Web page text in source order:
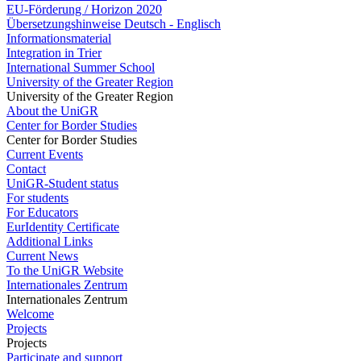
EU-Förderung / Horizon 2020
Übersetzungshinweise Deutsch - Englisch
Informationsmaterial
Integration in Trier
International Summer School
University of the Greater Region
University of the Greater Region
About the UniGR
Center for Border Studies
Center for Border Studies
Current Events
Contact
UniGR-Student status
For students
For Educators
EurIdentity Certificate
Additional Links
Current News
To the UniGR Website
Internationales Zentrum
Internationales Zentrum
Welcome
Projects
Projects
Participate and support